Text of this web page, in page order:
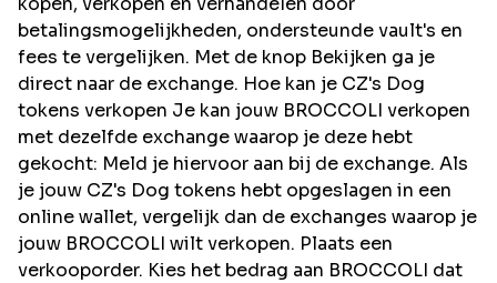
betalingsmogelijkheden, ondersteunde vault's en
fees te vergelijken. Met de knop Bekijken ga je
direct naar de exchange. Hoe kan je CZ's Dog
tokens verkopen Je kan jouw BROCCOLI verkopen
met dezelfde exchange waarop je deze hebt
gekocht: Meld je hiervoor aan bij de exchange. Als
je jouw CZ's Dog tokens hebt opgeslagen in een
online wallet, vergelijk dan de exchanges waarop je
jouw BROCCOLI wilt verkopen. Plaats een
verkooporder. Kies het bedrag aan BROCCOLI dat